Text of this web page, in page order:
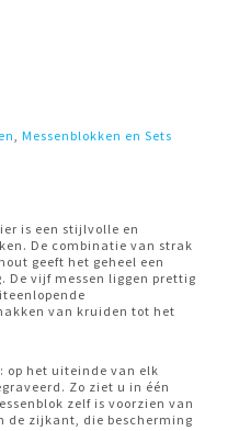
,Messenblokken en Sets
is een stijlvolle en
De combinatie van strak
geeft het geheel een
vijf messen liggen prettig
van kruiden tot het
op het uiteinde van elk
Zo ziet u in één
zelf is voorzien van
de zijkant, die bescherming